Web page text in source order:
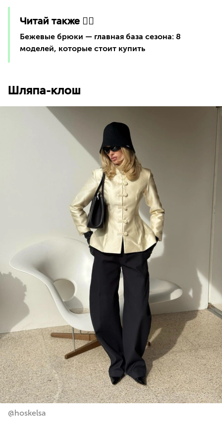
Читай также 👇🏻
Бежевые брюки — главная база сезона: 8
моделей, которые стоит купить
Шляпа-клош
@hoskelsa